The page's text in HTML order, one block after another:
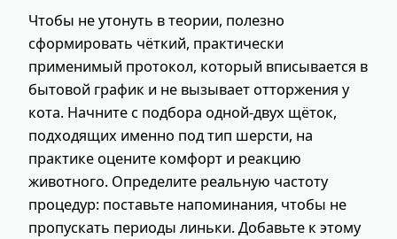
Чтобы не утонуть в теории, полезно
сформировать чёткий, практически
применимый протокол, который вписывается в
бытовой график и не вызывает отторжения у
кота. Начните с подбора одной‑двух щёток,
подходящих именно под тип шерсти, на
практике оцените комфорт и реакцию
животного. Определите реальную частоту
процедур: поставьте напоминания, чтобы не
пропускать периоды линьки. Добавьте к этому